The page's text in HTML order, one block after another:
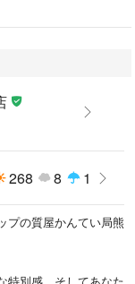
268 8 1
プの質屋かんてい局熊
特別感、そしてあなた